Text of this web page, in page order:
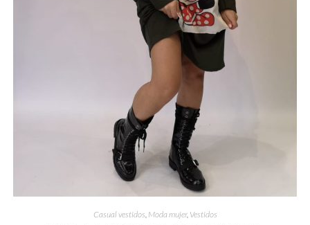
Casual vestidos Moda mujer, Vestidos